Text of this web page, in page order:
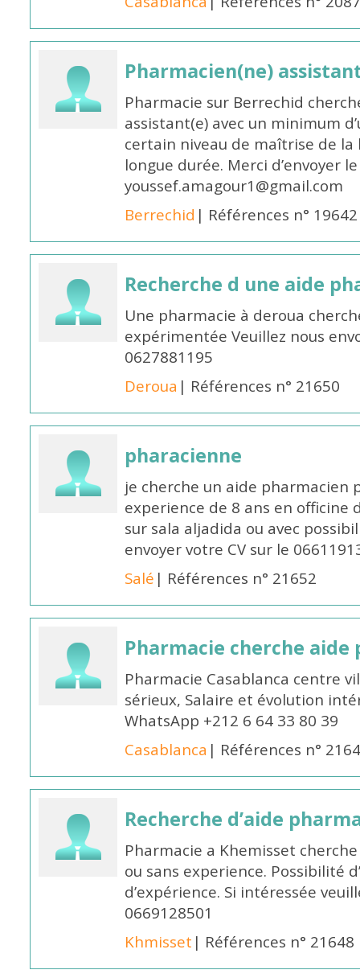
Pharmacien(ne)
Pharmacie sur Berrechid
assistant(e) avec un minimum
certain niveau de maîtrise de
longue durée. Merci d’envoyer
youssef.amagour1@gmail.com
Berrechid | Références n° 19642
Recherche d une aide
Une pharmacie à deroua
expérimentée Veuillez nous
0627881195
Deroua | Références n° 21650
pharacienne
je cherche un aide pharmacien
experience de 8 ans en
sur sala aljadida ou avec
envoyer votre CV sur le
Salé | Références n° 21652
Pharmacie cherche aide
Pharmacie Casablanca centre
sérieux, Salaire et évolution
WhatsApp +212 6 64 33 80 39
Casablanca | Références n°
Recherche d’aide
Pharmacie a Khemisset
ou sans experience. Possibilité
d’expérience. Si intéressée
0669128501
Khmisset | Références n° 21648